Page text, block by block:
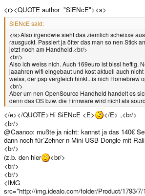
<r><QUOTE author="SiENcE"><s>
SiENcE said:
</s>Also irgendwie sieht das ziemlich scheixxe
rausguckt. Passiert ja öfter das man so nen Stick
jetzt noch am Handheld.<br/>
<br/>
Also ich weiss nich. Auch 169euro ist bissl heftig.
jaaahren wifi eingebaut und kost aktuell auch nicht
weiss, der psp vergleich hinkt...is nich Homebrew
<br/>
Aber um nen OpenSource Handheld handelt es
denn das OS bzw. die Firmware wird nicht als
</e></QUOTE>Hi SiENcE <E>
</E> ,<br/>
<br/>
@Caanoo: mußte ja nicht: kannst ja das 140€
dann noch für´Zehner n Mini-USB Dongle mit
<br/>
(z.b. den hier
<br/>
<br/>
<br/>
<IMG
src="http://img.idealo.com/folder/Product/1793/7/